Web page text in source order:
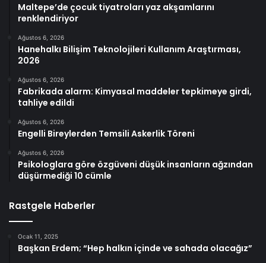
Maltepe’de çocuk tiyatroları yaz akşamlarını
renklendiriyor
Ağustos 6, 2026
Hanehalkı Bilişim Teknolojileri Kullanım Araştırması,
2026
Ağustos 6, 2026
Fabrikada alarm: Kimyasal maddeler tepkimeye girdi,
tahliye edildi
Ağustos 6, 2026
Engelli Bireylerden Temsili Askerlik Töreni
Ağustos 6, 2026
Psikologlara göre özgüveni düşük insanların ağzından
düşürmediği 10 cümle
Rastgele Haberler
Ocak 11, 2025
Başkan Erdem; “Hep halkın içinde ve sahada olacağız”